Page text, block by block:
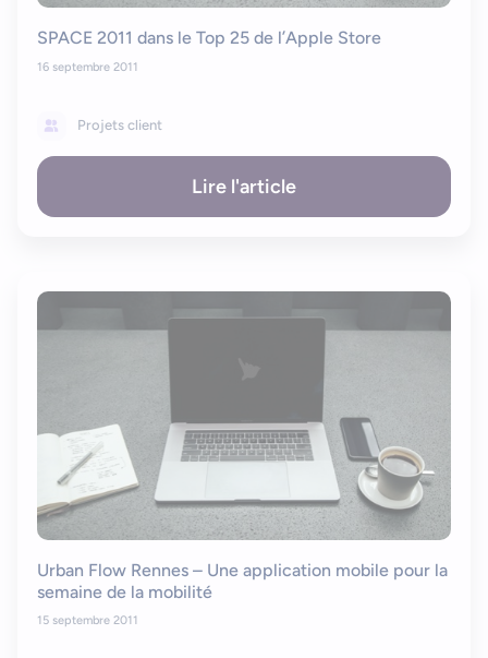
SPACE 2011 dans le Top 25 de l’Apple Store
16 septembre 2011
Projets client
Lire l'article
Urban Flow Rennes – Une application mobile pour la
semaine de la mobilité
15 septembre 2011